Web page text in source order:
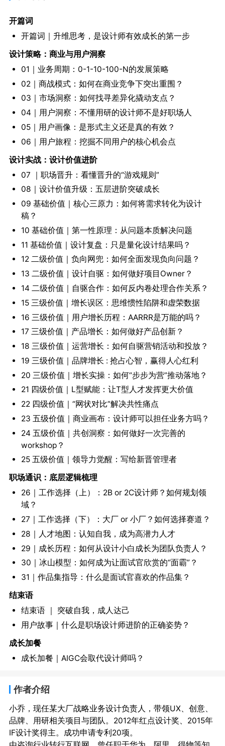
开篇词
开篇词｜升维思考，是设计师有效成长的第一步
设计策略：商业与用户洞察
01｜业务周期：0-1-10-100-N的发展策略
02｜商战模式：如何在商业竞争下突出重围？
03｜市场洞察：如何找寻差异化撬动支点？
04｜用户洞察：不懂用研的设计师不是好职场人
05｜用户画像：是形式主义还是真的有效？
06｜用户旅程：挖掘不同用户的核心机会点
设计实战：设计价值进阶
07 ｜职场晋升：看懂晋升的“游戏规则”
08｜设计价值升级：五层进阶突破成长
09 基础价值｜核心三原力：如何将需求转化为设计
稿？
10 基础价值｜第一性原理：从问题本质解决问题
11 基础价值｜设计复盘：只是量化设计结果吗？
12 二级价值｜负向网兜：如何全面发现负向问题？
13 二级价值｜设计自驱：如何做好项目Owner？
14 二级价值｜自驱合作：如何反内卷处理合作关系？
15 三级价值｜增长误区：思维惯性陷阱和虚荣数据
16 三级价值｜用户增长历程：AARRR是万能的吗？
17 三级价值｜产品增长：如何做好产品创新？
18 三级价值｜运营增长：如何自驱营销活动和投放？
19 三级价值｜品牌增长 : 抢占心智，赢得人心红利
20 三级价值｜增长实操：如何“步步为营”推动落地？
21 四级价值｜L型赋能：让T型人才发挥更大价值
22 四级价值｜“网状对比”解决共性痛点
23 五级价值｜商业画布：设计师可以担任业务方吗？
24 五级价值｜共创洞察：如何做好一次完善的
workshop？
25 五级价值｜领导力觉醒：写给新晋管理者
职场通识：底层逻辑梳理
26｜工作选择（上）：2B or 2C设计师？如何规划领
域？
27｜工作选择（下）：大厂 or 小厂？如何选择赛道？
28｜人才地图：认知自我，成为高潜力人才
29｜成长历程：如何从设计小白成长为团队负责人？
30｜冰山模型：如何成为让面试官欣赏的“面霸”？
31｜作品集指导：什么是面试官喜欢的作品集？
结束语
结束语 ｜ 突破自我，成人达己
用户故事｜什么是职场设计师进阶的正确姿势？
成长加餐
成长加餐｜AIGC会取代设计师吗？
作者介绍
小乔，现任某大厂战略业务设计负责人，带领UX、创意、
品牌、用研相关项目与团队。2012年红点设计奖、2015年
IF设计奖得主。成功申请专利20项。